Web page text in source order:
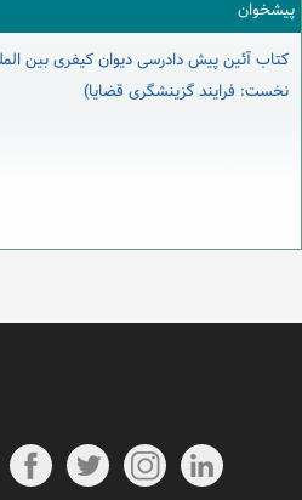
پیشخوان
کتاب آئین پیش دادرسی دیوان کیفری بین
نخست: فرایند گزینشگری قضایا)